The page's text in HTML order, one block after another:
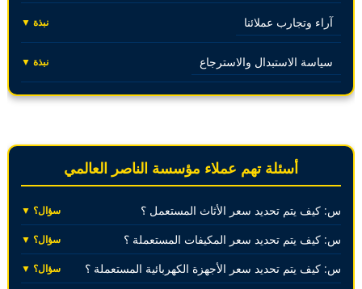
آراء وتجارب عملائنا نبذة ▼
سياسة الاستبدال والاسترجاع نبذة ▼
أسئلة تهم عملاء مؤسسة الناصر العالمي
س: كيف يتم تحديد سعر الأثاث المستعمل ؟ سؤال؟ ▼
س: كيف يتم تحديد سعر المكيفات المستعملة ؟ سؤال؟ ▼
س: كيف يتم تحديد سعر الأجهزة الكهربائية المستعملة ؟ سؤال؟ ▼